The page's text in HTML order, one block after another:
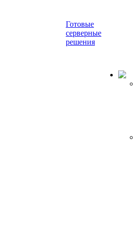
Готовые
серверные
решения